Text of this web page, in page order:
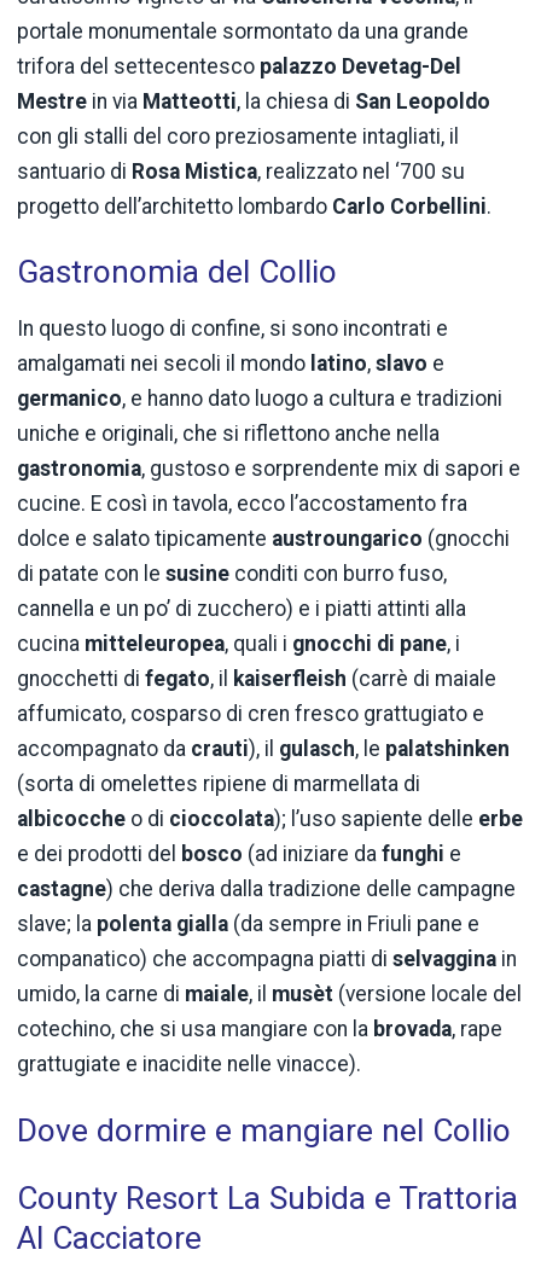
portale monumentale sormontato da una grande
trifora del settecentesco palazzo Devetag-Del
Mestre in via Matteotti, la chiesa di San Leopoldo
con gli stalli del coro preziosamente intagliati, il
santuario di Rosa Mistica, realizzato nel ‘700 su
progetto dell’architetto lombardo Carlo Corbellini.
Gastronomia del Collio
In questo luogo di confine, si sono incontrati e
amalgamati nei secoli il mondo latino, slavo e
germanico, e hanno dato luogo a cultura e tradizioni
uniche e originali, che si riflettono anche nella
gastronomia, gustoso e sorprendente mix di sapori e
cucine. E così in tavola, ecco l’accostamento fra
dolce e salato tipicamente austroungarico (gnocchi
di patate con le susine conditi con burro fuso,
cannella e un po’ di zucchero) e i piatti attinti alla
cucina mitteleuropea, quali i gnocchi di pane, i
gnocchetti di fegato, il kaiserfleish (carrè di maiale
affumicato, cosparso di cren fresco grattugiato e
accompagnato da crauti), il gulasch, le palatshinken
(sorta di omelettes ripiene di marmellata di
albicocche o di cioccolata); l’uso sapiente delle erbe
e dei prodotti del bosco (ad iniziare da funghi e
castagne) che deriva dalla tradizione delle campagne
slave; la polenta gialla (da sempre in Friuli pane e
companatico) che accompagna piatti di selvaggina in
umido, la carne di maiale, il musèt (versione locale del
cotechino, che si usa mangiare con la brovada, rape
grattugiate e inacidite nelle vinacce).
Dove dormire e mangiare nel Collio
County Resort La Subida e Trattoria
Al Cacciatore